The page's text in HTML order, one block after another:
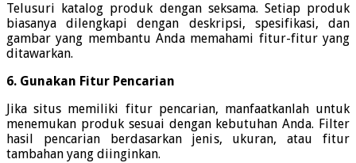
Telusuri katalog produk dengan seksama. Setiap produk
biasanya dilengkapi dengan deskripsi, spesifikasi, dan
gambar yang membantu Anda memahami fitur-fitur yang
ditawarkan.
6. Gunakan Fitur Pencarian
Jika situs memiliki fitur pencarian, manfaatkanlah untuk
menemukan produk sesuai dengan kebutuhan Anda. Filter
hasil pencarian berdasarkan jenis, ukuran, atau fitur
tambahan yang diinginkan.